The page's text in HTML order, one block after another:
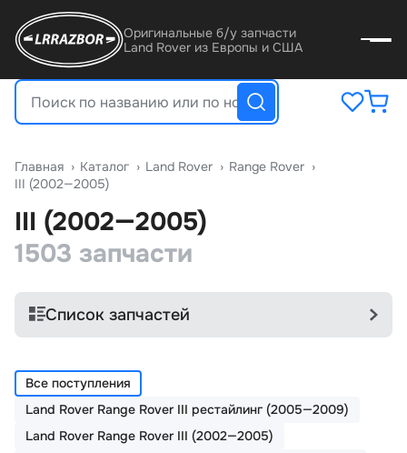
Оригинальные б/у запчасти
Land Rover из Европы и США
Главная › Катало › Land Rover › Range Rover ›
III (2002—2005)
III (2002—2005)
1503 запчасти
Список запчастей
Все поступления
Land Rover Range Rover III рестайлинг (2005—2009)
Land Rover Range Rover III (2002—2005)